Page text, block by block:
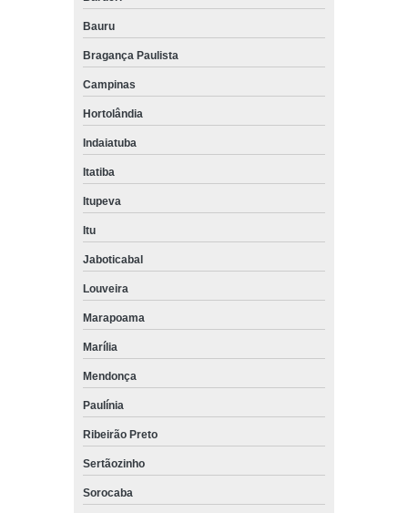
Bauru
Bragança Paulista
Campinas
Hortolândia
Indaiatuba
Itatiba
Itupeva
Itu
Jaboticabal
Louveira
Marapoama
Marília
Mendonça
Paulínia
Ribeirão Preto
Sertãozinho
Sorocaba